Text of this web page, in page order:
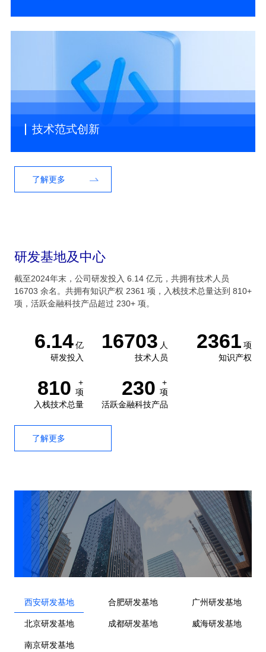
技术范式创新
了解更多
研发基地及中心
截至2024年末，公司研发投入 6.14 亿元，共拥有技术人员
16703 余名。共拥有知识产权 2361 项，入栈技术总量达到 810+
项，活跃金融科技产品超过 230+ 项。
6.14 亿
研发投入
16703 人
技术人员
2361 项
知识产权
810
+
项
入栈技术总量
230
+
项
活跃金融科技产品
了解更多
西安研发基地 合肥研发基地 广州研发基地
北京研发基地 成都研发基地 威海研发基地
南京研发基地